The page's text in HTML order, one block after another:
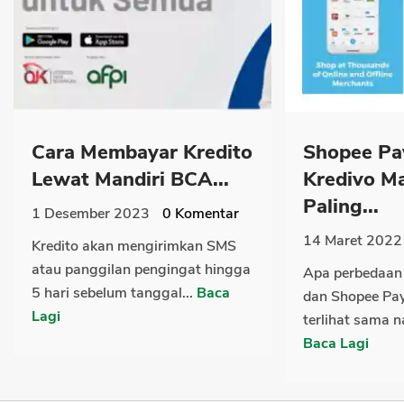
Cara Membayar Kredito
Lewat Mandiri BCA...
1 Desember 2023 0 Komentar
Kredito akan mengirimkan SMS
atau panggilan pengingat hingga
5 hari sebelum tanggal... Baca
Lagi
Shopee
Kredivo
Paling...
14 Maret 2022
Apa
dan Shopee
terlihat sama
Baca Lagi